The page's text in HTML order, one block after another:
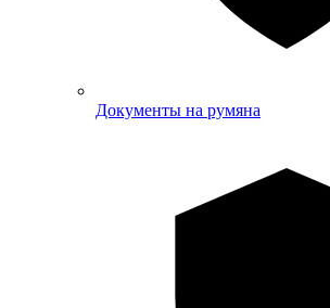
Документы на румяна